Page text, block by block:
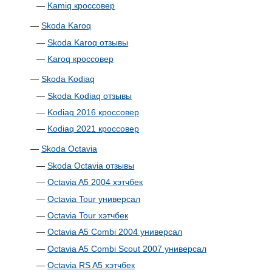
— Kamiq кроссовер
—Skoda Karoq
—Skoda Karoq отзывы
— Karoq кроссовер
—Skoda Kodiaq
—Skoda Kodiaq отзывы
— Kodiaq 2016 кроссовер
— Kodiaq 2021 кроссовер
—Skoda Octavia
—Skoda Octavia отзывы
—Octavia A5 2004 хэтчбек
—Octavia Tour универсал
—Octavia Tour хэтчбек
—Octavia A5 Combi 2004 универсал
—Octavia A5 Combi Scout 2007 универсал
—Octavia RS A5 хэтчбек